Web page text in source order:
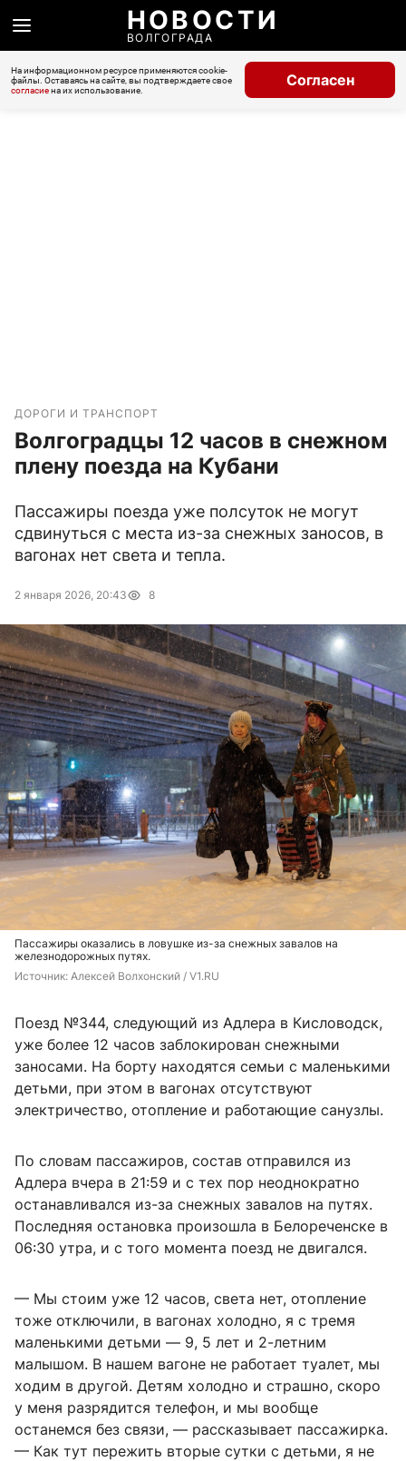
НОВОСТИ
ВОЛГОГРАДА
На информационном ресурсе применяются cookie-
файлы. Оставаясь на сайте, вы подтверждаете свое
согласиена их использование.
Согласен
ДОРОГИ И ТРАНСПОРТ
Волгоградцы 12 часов в снежном
плену поезда на Кубани
Пассажиры поезда уже полсуток не могут
сдвинуться с места из-за снежных заносов, в
вагонах нет света и тепла.
2 января 2026, 20:43 8
Пассажиры оказались в ловушке из-за снежных завалов на
железнодорожных путях.
Источник: Алексей Волхонский / V1.RU
Поезд №344, следующий из Адлера в Кисловодск,
уже более 12 часов заблокирован снежными
заносами. На борту находятся семьи с маленькими
детьми, при этом в вагонах отсутствуют
электричество, отопление и работающие санузлы.
По словам пассажиров, состав отправился из
Адлера вчера в 21:59 и с тех пор неоднократно
останавливался из-за снежных завалов на путях.
Последняя остановка произошла в Белореченске в
06:30 утра, и с того момента поезд не двигался.
— Мы стоим уже 12 часов, света нет, отопление
тоже отключили, в вагонах холодно, я с тремя
маленькими детьми — 9, 5 лет и 2-летним
малышом. В нашем вагоне не работает туалет, мы
ходим в другой. Детям холодно и страшно, скоро
у меня разрядится телефон, и мы вообще
останемся без связи, — рассказывает пассажирка.
— Как тут пережить вторые сутки с детьми, я не